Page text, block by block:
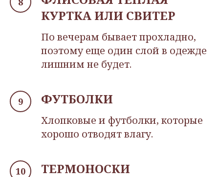
КУРТКА ИЛИ СВИТЕР
По вечерам бывает прохладно,
поэтому еще один слой в одежде
лишним не будет.
ФУТБОЛКИ
Хлопковые и футболки, которые
хорошо отводят влагу.
ТЕРМОНОСКИ